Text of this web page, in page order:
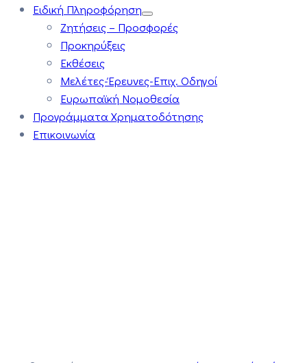
Ειδική Πληροφόρηση
Ζητήσεις – Προσφορές
Προκηρύξεις
Εκθέσεις
Μελέτες-Έρευνες-Επιχ. Οδηγοί
Ευρωπαϊκή Νομοθεσία
Προγράμματα Χρηματοδότησης
Επικοινωνία